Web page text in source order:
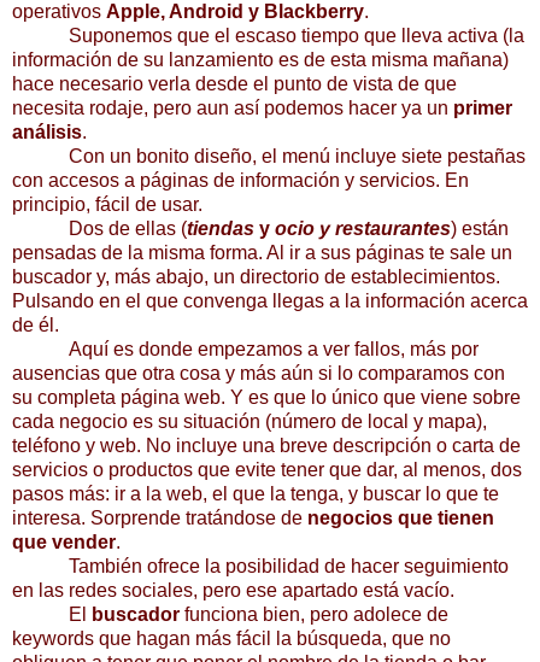
operativos Apple, Android y Blackberry.
Suponemos que el escaso tiempo que lleva activa (la
información de su lanzamiento es de esta misma mañana)
hace necesario verla desde el punto de vista de que
necesita rodaje, pero aun así podemos hacer ya un primer
análisis.
Con un bonito diseño, el menú incluye siete pestañas
con accesos a páginas de información y servicios. En
principio, fácil de usar.
Dos de ellas (tiendas yocio y restaurantes) están
pensadas de la misma forma. Al ir a sus páginas te sale un
buscador y, más abajo, un directorio de establecimientos.
Pulsando en el que convenga llegas a la información acerca
de él.
Aquí es donde empezamos a ver fallos, más por
ausencias que otra cosa y más aún si lo comparamos con
su completa página web. Y es que lo único que viene sobre
cada negocio es su situación (número de local y mapa),
teléfono y web. No incluye una breve descripción o carta de
servicios o productos que evite tener que dar, al menos, dos
pasos más: ir a la web, el que la tenga, y buscar lo que te
interesa. Sorprende tratándose de negocios que tienen
que vender.
También ofrece la posibilidad de hacer seguimiento
en las redes sociales, pero ese apartado está vacío.
El
buscador funciona bien, pero adolece de
keywords que hagan más fácil la búsqueda, que no